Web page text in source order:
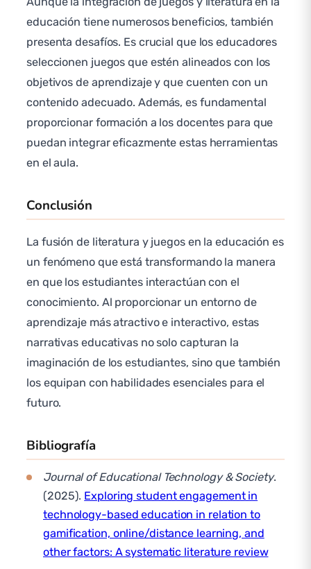
educación tiene numerosos beneficios, también
presenta desafíos. Es crucial que los educadores
seleccionen juegos que estén alineados con los
objetivos de aprendizaje y que cuenten con un
contenido adecuado. Además, es fundamental
proporcionar formación a los docentes para que
puedan integrar eficazmente estas herramientas
en el aula.
Conclusión
La fusión de literatura y juegos en la educación es
un fenómeno que está transformando la manera
en que los estudiantes interactúan con el
conocimiento. Al proporcionar un entorno de
aprendizaje más atractivo e interactivo, estas
narrativas educativas no solo capturan la
imaginación de los estudiantes, sino que también
los equipan con habilidades esenciales para el
futuro.
Bibliografía
Journal of Educational Technology & Society.
(2025). Exploring student engagement in
technology-based education in relation to
gamification, online/distance learning, and
other factors: A systematic literature review